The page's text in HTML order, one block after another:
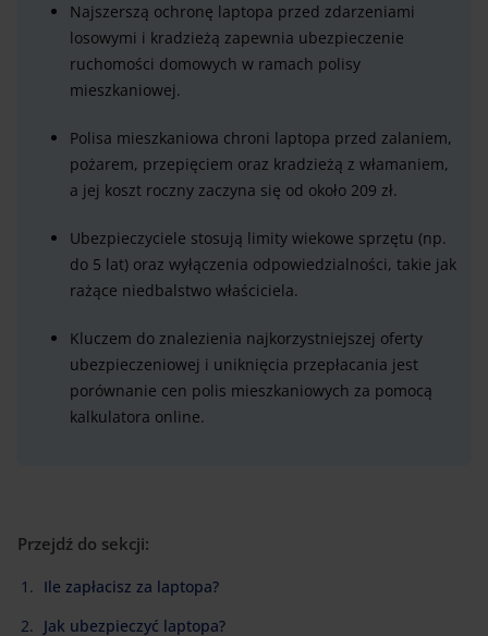
Najszerszą ochronę laptopa przed zdarzeniami
losowymi i kradzieżą zapewnia ubezpieczenie
ruchomości domowych w ramach polisy
mieszkaniowej.
Polisa mieszkaniowa chroni laptopa przed zalaniem,
pożarem, przepięciem oraz kradzieżą z włamaniem,
a jej koszt roczny zaczyna się od około 209 zł.
Ubezpieczyciele stosują limity wiekowe sprzętu (np.
do 5 lat) oraz wyłączenia odpowiedzialności, takie jak
rażące niedbalstwo właściciela.
Kluczem do znalezienia najkorzystniejszej oferty
ubezpieczeniowej i uniknięcia przepłacania jest
porównanie cen polis mieszkaniowych za pomocą
kalkulatora online.
Przejdź do sekcji:
Ile zapłacisz za laptopa?
Jak ubezpieczyć laptopa?